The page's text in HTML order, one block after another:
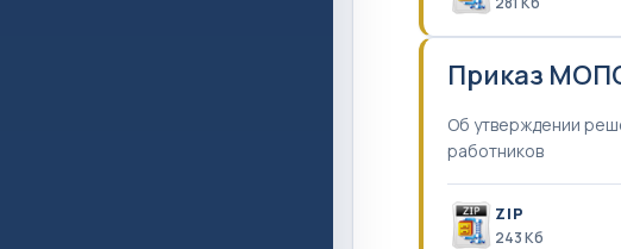
Приказ
Об утверждении
работников
ZIP
243 Кб